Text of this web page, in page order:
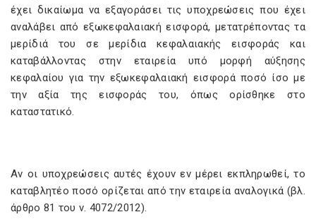
έχει δικαίωμα να εξαγοράσει τις υποχρεώσεις που έχει
αναλάβει από εξωκεφαλαιακή εισφορά, μετατρέποντας τα
μερίδιά του σε μερίδια κεφαλαιακής εισφοράς και
καταβάλλοντας στην εταιρεία υπό μορφή αύξησης
κεφαλαίου για την εξωκεφαλαιακή εισφορά ποσό ίσο με
την αξία της εισφοράς του, όπως ορίσθηκε στο
καταστατικό.
Αν οι υποχρεώσεις αυτές έχουν εν μέρει εκπληρωθεί, το
καταβλητέο ποσό ορίζεται από την εταιρεία αναλογικά (βλ.
άρθρο 81 του ν. 4072/2012).